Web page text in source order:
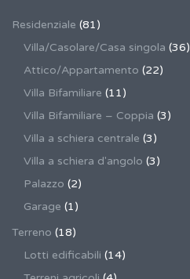
Residenziale (81)
Villa/Casolare/Casa singola (36)
Attico/Appartamento (22)
Villa Bifamiliare (11)
Villa Bifamiliare – Coppia (3)
Villa a schiera centrale (3)
Villa a schiera d'angolo (3)
Palazzo (2)
Garage (1)
Terreno (18)
Lotti edificabili (14)